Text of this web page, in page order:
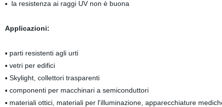
▪ la resistenza ai raggi UV non è buona
Applicazioni:
▪ parti resistenti agli urti
▪ vetri per edifici
▪ Skylight, collettori trasparenti
▪ componenti per macchinari a semiconduttori
▪ materiali ottici, materiali per l'illuminazione, apparecchiature